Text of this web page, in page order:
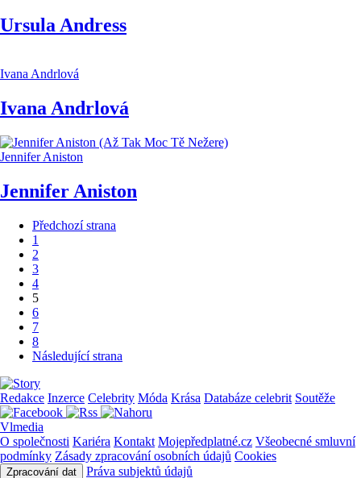
Ursula Andress
Ivana Andrlová
Ivana Andrlová
Jennifer Aniston
Jennifer Aniston
Předchozí strana
1
2
3
4
5
6
7
8
Následující strana
Redakce Inzerce Celebrity Móda Krása Databáze celebrit Soutěže
Vlmedia
O společnosti Kariéra Kontakt Mojepředplatné.cz Všeobecné smluvní
podmínky Zásady zpracování osobních údajů Cookies
Zpracování dat Práva subjektů údajů